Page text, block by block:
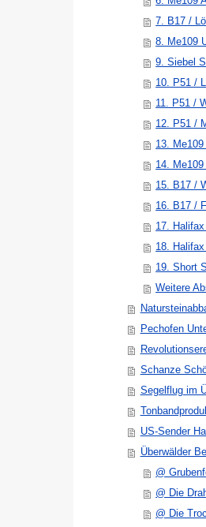
7. B17 /
8. Me109
9. Siebel
10. P51 /
11. P51 /
12. P51 /
13.
14.
15. B17 /
16. B17 /
17.
18.
19. Short
Weitere
Pechofen
Schanze
Segelflug im
US-Sender
Überwälder
@
@ Die
@ Die